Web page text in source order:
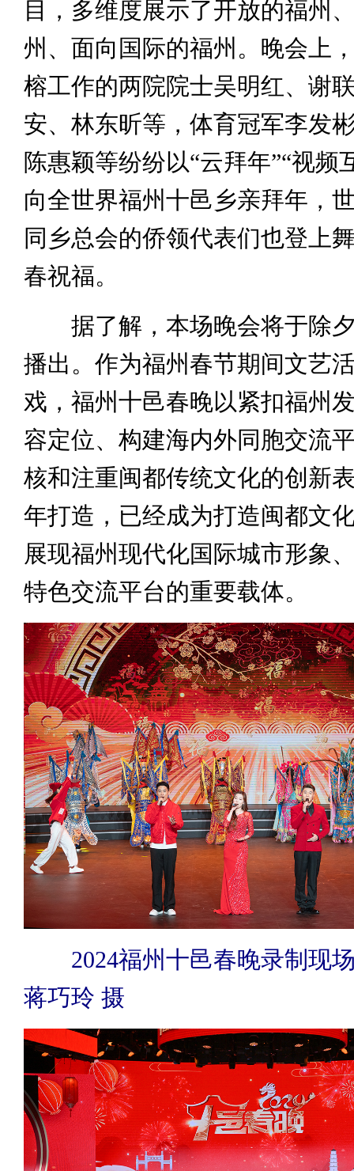
目，多维度展示了开放的福州
州、面向国际的福州。晚会上
榕工作的两院院士吴明红、谢
安、林东昕等，体育冠军李发
陈惠颖等纷纷以“云拜年”“视频
向全世界福州十邑乡亲拜年，
同乡总会的侨领代表们也登上
春祝福。
据了解，本场晚会将于除夕
播出。作为福州春节期间文艺
戏，福州十邑春晚以紧扣福州
容定位、构建海内外同胞交流
核和注重闽都传统文化的创新
年打造，已经成为打造闽都文
展现福州现代化国际城市形象
特色交流平台的重要载体。
2024福州十邑春晚录制现
蒋巧玲 摄